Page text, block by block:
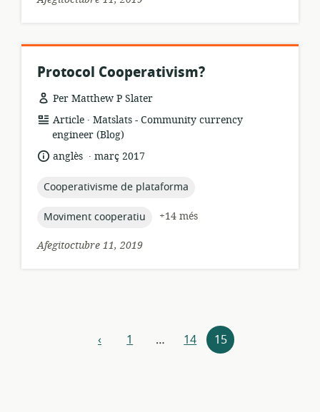
Protocol Cooperativism?
Per Matthew P Slater
format
dels
recursos:
Article .
publicador:
Matslats - Community currency
engineer (Blog)
idioma:
anglès .
data
publicació:
març 2017
topic:
Cooperativisme de plataforma
topic:
Moviment cooperatiu
+14 més
Afegitoctubre 11, 2019
‹anterior
1 … 14 15